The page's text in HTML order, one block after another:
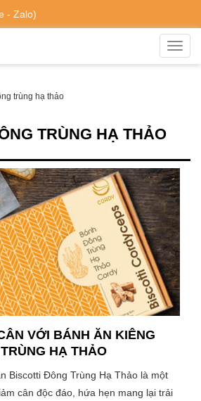
- Zalo)
trùng hạ thảo
TRÙNG HẠ THẢO
VỚI BÁNH ĂN KIÊNG
HẠ THẢO
Biscotti Đông Trùng Hạ Thảo là một
cân độc đáo, hứa hẹn mang lại trải